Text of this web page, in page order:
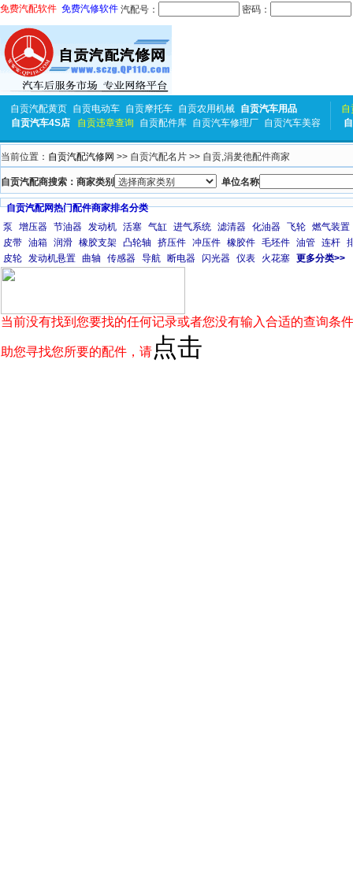
免费汽配软件 免费汽修软件 汽配号： 密码：
自贡汽配黄页 自贡电动车 自贡摩托车 自贡农用机械 自贡汽车用品
自贡汽车4S店
自贡违章查询 自贡配件库 自贡汽车修理厂 自贡汽车美容
自
当前位置： 自贡汽配汽修网 >> 自贡汽配名片 >> 自贡,涓夎彵配件商家
自贡汽配商搜索：商家类别 单位名称
自贡汽配网热门配件商家排名分类
泵
增压器 节油器 发动机 活塞 气缸 进气系统 滤清器 化油器 飞轮 燃气装置
皮带 油箱 润滑 橡胶支架 凸轮轴 挤压件 冲压件 橡胶件 毛坯件 油管 连杆
皮轮 发动机悬置 曲轴 传感器 导航 断电器 闪光器 仪表 火花塞 更多分类>>
当前没有找到您要找的任何记录或者您没有输入合适的查询条
助您寻找您所要的配件，请 点击